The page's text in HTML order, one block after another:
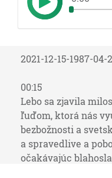
2021-12-15-1987-04-
00:15
Lebo sa zjavila
ľuďom, ktorá nás
bezbožnosti a
a spravedlive a
očakávajúc